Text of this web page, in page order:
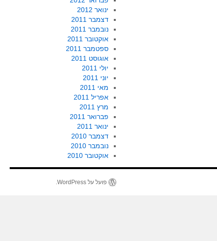
ינואר 2012
דצמבר 2011
נובמבר 2011
אוקטובר 2011
ספטמבר 2011
אוגוסט 2011
יולי 2011
יוני 2011
מאי 2011
אפריל 2011
מרץ 2011
פברואר 2011
ינואר 2011
דצמבר 2010
נובמבר 2010
אוקטובר 2010
פועל על WordPress.